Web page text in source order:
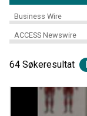
Business Wire
ACCESS Newswire
64 Søkeresultat